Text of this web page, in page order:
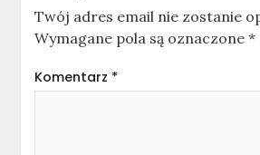
Twój adres email nie zostanie
Wymagane pola są oznaczone*
Komentarz *